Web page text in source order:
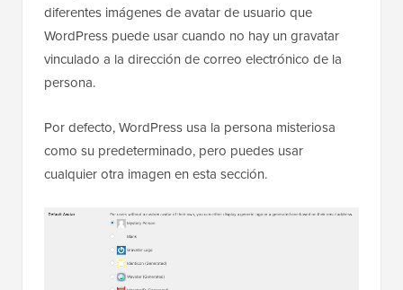
diferentes imágenes de avatar de usuario que
WordPress puede usar cuando no hay un gravatar
vinculado a la dirección de correo electrónico de la
persona.
Por defecto, WordPress usa la persona misteriosa
como su predeterminado, pero puedes usar
cualquier otra imagen en esta sección.